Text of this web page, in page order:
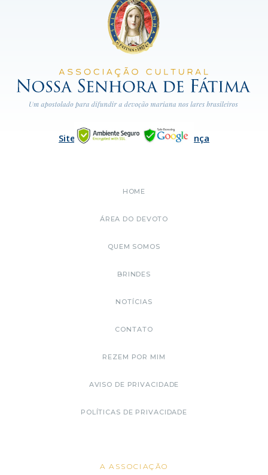
Site com Certificado de Segurança
HOME
ÁREA DO DEVOTO
QUEM SOMOS
BRINDES
NOTÍCIAS
CONTATO
REZEM POR MIM
AVISO DE PRIVACIDADE
POLÍTICAS DE PRIVACIDADE
A ASSOCIAÇÃO